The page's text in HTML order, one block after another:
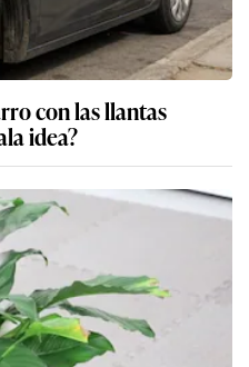
con las llantas
idea?